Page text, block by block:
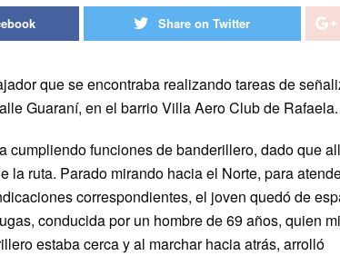
Share on Twitter
que se encontraba realizando tareas de
Guaraní, en el barrio Villa Aero Club de Rafaela.
cumpliendo funciones de banderillero, dado que
la ruta. Parado mirando hacia el Norte, para
correspondientes, el joven quedó de
conducida por un hombre de 69 años, quien
estaba cerca y al marchar hacia atrás, arrolló